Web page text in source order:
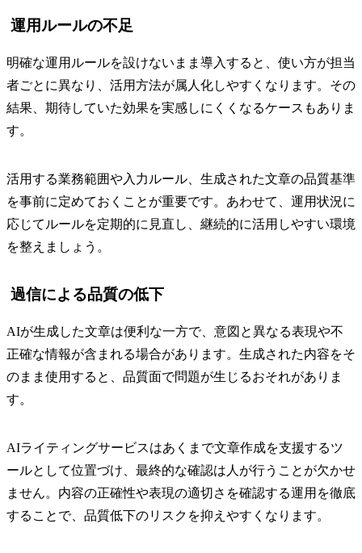
運用ルールの不足
明確な運用ルールを設けないまま導入すると、使い方が担当
者ごとに異なり、活用方法が属人化しやすくなります。その
結果、期待していた効果を実感しにくくなるケースもありま
す。
活用する業務範囲や入力ルール、生成された文章の品質基準
を事前に定めておくことが重要です。あわせて、運用状況に
応じてルールを定期的に見直し、継続的に活用しやすい環境
を整えましょう。
過信による品質の低下
AIが生成した文章は便利な一方で、意図と異なる表現や不
正確な情報が含まれる場合があります。生成された内容をそ
のまま使用すると、品質面で問題が生じるおそれがありま
す。
AIライティングサービスはあくまで文章作成を支援するツ
ールとして位置づけ、最終的な確認は人が行うことが欠かせ
ません。内容の正確性や表現の適切さを確認する運用を徹底
することで、品質低下のリスクを抑えやすくなります。